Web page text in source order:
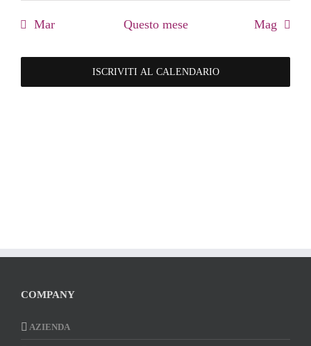
Mar Questo mese Mag
ISCRIVITI AL CALENDARIO
COMPANY
AZIENDA